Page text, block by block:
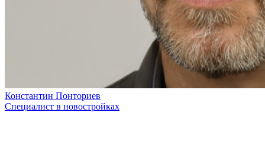
Константин Понториев
Специалист в новостройках